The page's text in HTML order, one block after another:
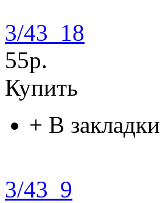
3/43_18
55р.
Купить
+ В закладки
3/43_9